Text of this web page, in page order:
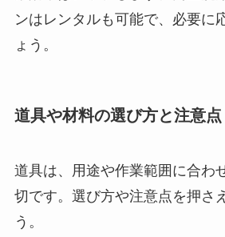
ンはレンタルも可能で、必要に
ょう。
道具や材料の選び方と注意点
道具は、用途や作業範囲に合わ
切です。選び方や注意点を押さ
う。